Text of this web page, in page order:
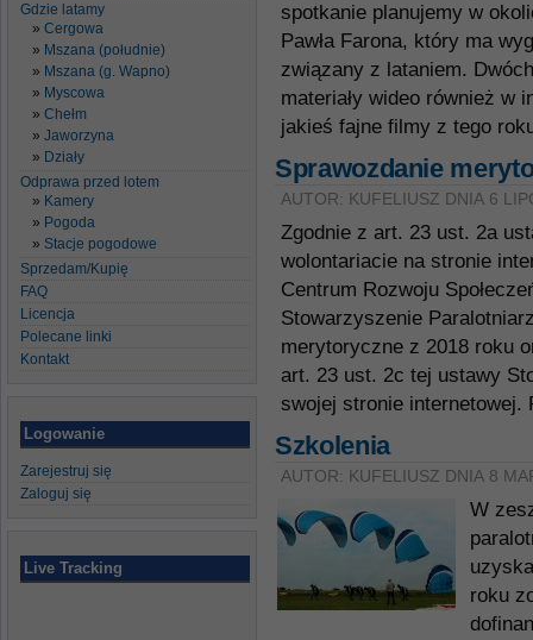
Gdzie latamy
Cergowa
Mszana (południe)
Mszana (g. Wapno)
Myscowa
Chełm
Jaworzyna
Działy
Odprawa przed lotem
Kamery
Pogoda
Stacje pogodowe
Sprzedam/Kupię
FAQ
Licencja
Polecane linki
Kontakt
Logowanie
Zarejestruj się
Zaloguj się
Live Tracking
spotkanie planujemy w
Pawła Farona, który ma
związany z lataniem.
materiały wideo również w
jakieś fajne filmy z tego
Sprawozdanie
AUTOR: KUFELIUSZ DNIA 6
Zgodnie z art. 23 ust. 2a
wolontariacie na stronie
Centrum Rozwoju
Stowarzyszenie
merytoryczne z 2018 roku
art. 23 ust. 2c tej ustawy
swojej stronie
Szkolenia
AUTOR: KUFELIUSZ DNIA 8
W
roku